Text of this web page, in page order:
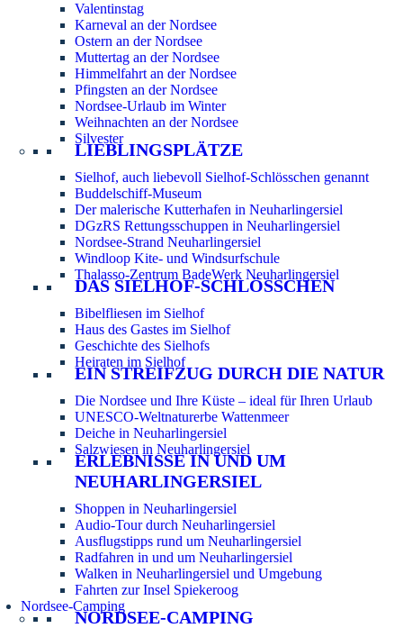
Valentinstag
Karneval an der Nordsee
Ostern an der Nordsee
Muttertag an der Nordsee
Himmelfahrt an der Nordsee
Pfingsten an der Nordsee
Nordsee-Urlaub im Winter
Weihnachten an der Nordsee
Silvester
LIEBLINGSPLÄTZE
Sielhof, auch liebevoll Sielhof-Schlösschen genannt
Buddelschiff-Museum
Der malerische Kutterhafen in Neuharlingersiel
DGzRS Rettungsschuppen in Neuharlingersiel
Nordsee-Strand Neuharlingersiel
Windloop Kite- und Windsurfschule
Thalasso-Zentrum BadeWerk Neuharlingersiel
DAS SIELHOF-SCHLÖSSCHEN
Bibelfliesen im Sielhof
Haus des Gastes im Sielhof
Geschichte des Sielhofs
Heiraten im Sielhof
EIN STREIFZUG DURCH DIE NATUR
Die Nordsee und Ihre Küste – ideal für Ihren Urlaub
UNESCO-Weltnaturerbe Wattenmeer
Deiche in Neuharlingersiel
Salzwiesen in Neuharlingersiel
ERLEBNISSE IN UND UM
NEUHARLINGERSIEL
Shoppen in Neuharlingersiel
Audio-Tour durch Neuharlingersiel
Ausflugstipps rund um Neuharlingersiel
Radfahren in und um Neuharlingersiel
Walken in Neuharlingersiel und Umgebung
Fahrten zur Insel Spiekeroog
Nordsee-Camping
NORDSEE-CAMPING